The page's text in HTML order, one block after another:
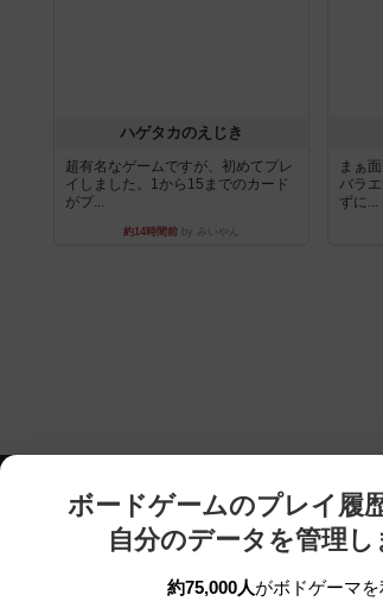
ハゲタカのえじき
超有名なゲームですが、初めてプレ
イしました。1から15までのカード
がプ...
約14時間前 by みいやん
まぁ
バラ
ずに...
ボードゲームのプレイ履
自分のデータを管理し
約75,000人がボドゲーマを